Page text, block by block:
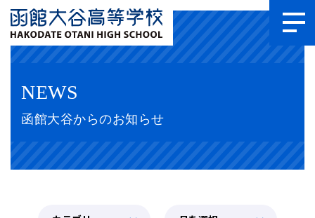
NEWS
函館大谷からのお知らせ